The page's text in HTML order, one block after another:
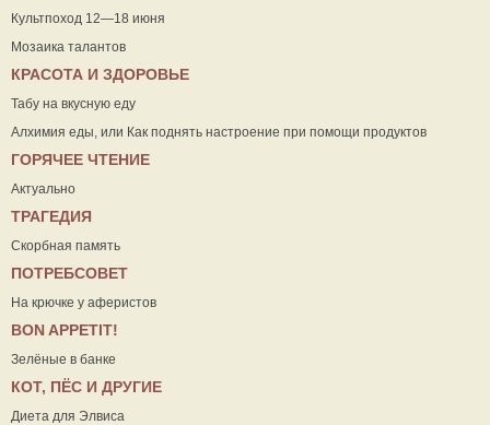
Культпоход 12—18 июня
Мозаика талантов
КРАСОТА И ЗДОРОВЬЕ
Табу на вкусную еду
Алхимия еды, или Как поднять настроение при помощи продуктов
ГОРЯЧЕЕ ЧТЕНИЕ
Актуально
ТРАГЕДИЯ
Скорбная память
ПОТРЕБСОВЕТ
На крючке у аферистов
ВON APPETIT!
Зелёные в банке
КОТ, ПЁС И ДРУГИЕ
Диета для Элвиса